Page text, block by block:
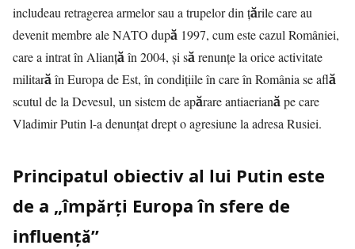
includeau retragerea armelor sau a trupelor din țările care au
devenit membre ale NATO după 1997, cum este cazul României,
care a intrat în Alianță în 2004, și să renunțe la orice activitate
militară în Europa de Est, în condițiile în care în România se află
scutul de la Devesul, un sistem de apărare antiaeriană pe care
Vladimir Putin l-a denunțat drept o agresiune la adresa Rusiei.
Principatul obiectiv al lui Putin este
de a „împărți Europa în sfere de
influență”